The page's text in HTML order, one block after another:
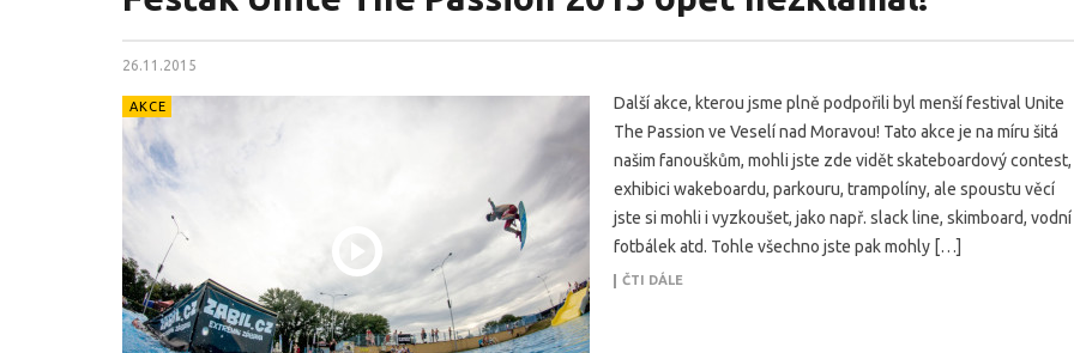
26.11.2015
AKCE
Další akce, kterou jsme plně podpořili byl menší festival Unite
The Passion ve Veselí nad Moravou! Tato akce je na míru šitá
našim fanouškům, mohli jste zde vidět skateboardový contest,
exhibici wakeboardu, parkouru, trampolíny, ale spoustu věcí
jste si mohli i vyzkoušet, jako např. slack line, skimboard, vodní
fotbálek atd. Tohle všechno jste pak mohly […]
ČTI DÁLE